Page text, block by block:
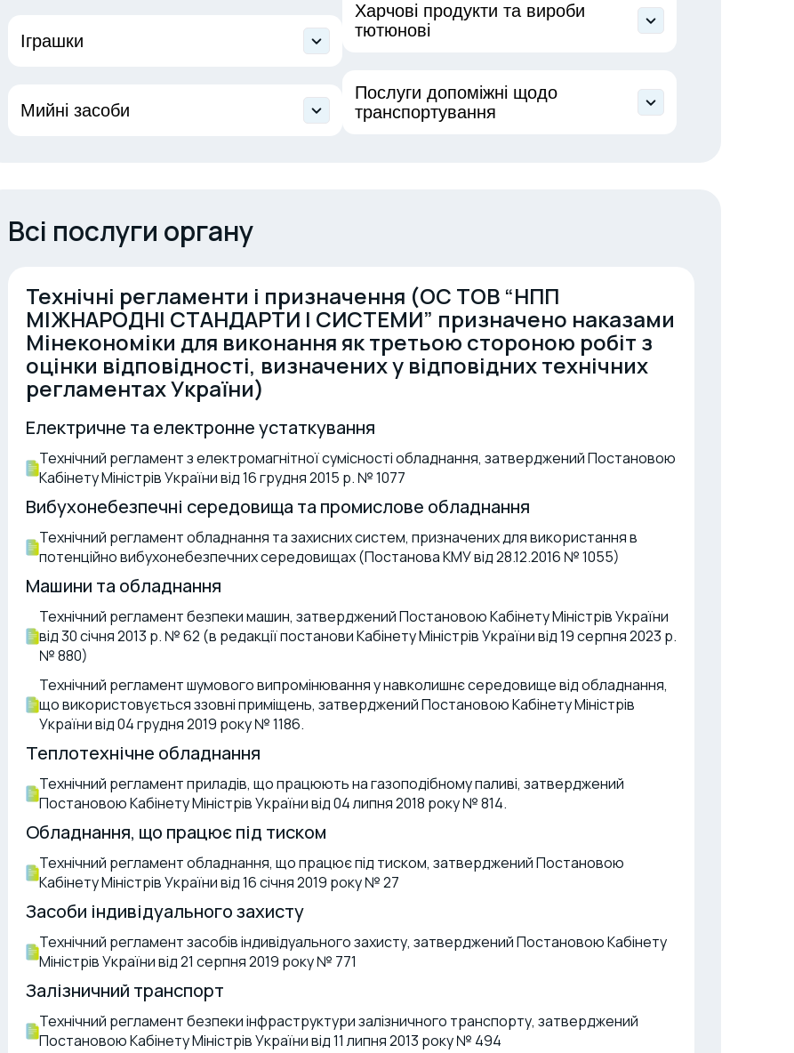
Іграшки
Мийні засоби
Харчові продукти та вироби
тютюнові
Послуги допоміжні щодо
транспортування
Всі послуги органу
Технічні регламенти і призначення (ОС ТОВ “НПП
МІЖНАРОДНІ СТАНДАРТИ І СИСТЕМИ” призначено наказами
Мінекономіки для виконання як третьою стороною робіт з
оцінки відповідності, визначених у відповідних технічних
регламентах України)
Електричне та електронне устаткування
Технічний регламент з електромагнітної сумісності обладнання, затверджений Постановою
Кабінету Міністрів України від 16 грудня 2015 р. № 1077
Вибухонебезпечні середовища та промислове обладнання
Технічний регламент обладнання та захисних систем, призначених для використання в
потенційно вибухонебезпечних середовищах (Постанова КМУ від 28.12.2016 № 1055)
Машини та обладнання
Технічний регламент безпеки машин, затверджений Постановою Кабінету Міністрів України
від 30 січня 2013 р. № 62 (в редакції постанови Кабінету Міністрів України від 19 серпня 2023 р.
№ 880)
Технічний регламент шумового випромінювання у навколишнє середовище від обладнання,
що використовується ззовні приміщень, затверджений Постановою Кабінету Міністрів
України від 04 грудня 2019 року № 1186.
Теплотехнічне обладнання
Технічний регламент приладів, що працюють на газоподібному паливі, затверджений
Постановою Кабінету Міністрів України від 04 липня 2018 року № 814.
Обладнання, що працює під тиском
Технічний регламент обладнання, що працює під тиском, затверджений Постановою
Кабінету Міністрів України від 16 січня 2019 року № 27
Засоби індивідуального захисту
Технічний регламент засобів індивідуального захисту, затверджений Постановою Кабінету
Міністрів України від 21 серпня 2019 року № 771
Залізничний транспорт
Технічний регламент безпеки інфраструктури залізничного транспорту, затверджений
Постановою Кабінету Міністрів України від 11 липня 2013 року № 494